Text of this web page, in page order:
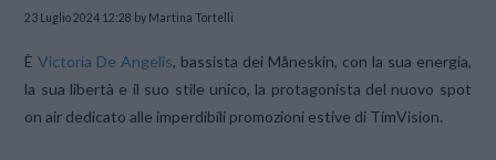
23 Luglio 2024 12:28 by Martina Tortelli
ÈVictoria De Angelis, bassista dei Måneskin, con la sua energia,
la sua libertà e il suo stile unico, la protagonista del nuovo spot
on air dedicato alle imperdibili promozioni estive di TimVision.